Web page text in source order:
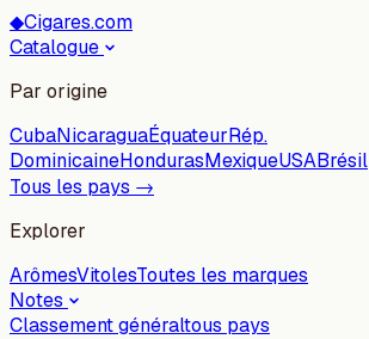
◆Cigares.com
Catalogue
Par origine
CubaNicaraguaÉquateurRép.
DominicaineHondurasMexiqueUSABrésil
Tous les pays →
Explorer
ArômesVitolesToutes les marques
Notes
Classement généraltous pays